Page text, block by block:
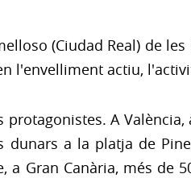
(Ciudad Real) de
l'envelliment actiu,
A
a la platja de
Gran Canària, més de